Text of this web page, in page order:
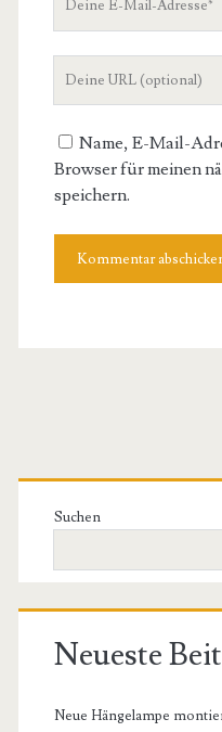
Adresse
Name, E-Mail-
Browser für meinen
speichern.
Primäre
Suchen
Neueste
Neue Hängelampe